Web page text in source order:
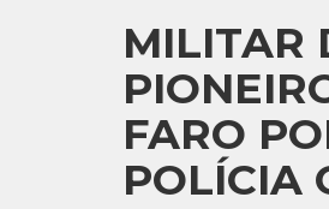
MILITAR
FARO
POLÍCIA